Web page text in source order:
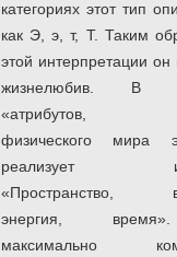
категориях этот тип
как Э, э, т, Т. Таким
этой интерпретации он
жизнелюбив. В
«атрибутов,
физического мира
реализует
«Пространство,
энергия,
максимально